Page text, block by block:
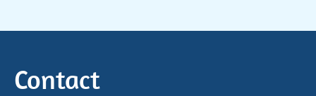
Contact